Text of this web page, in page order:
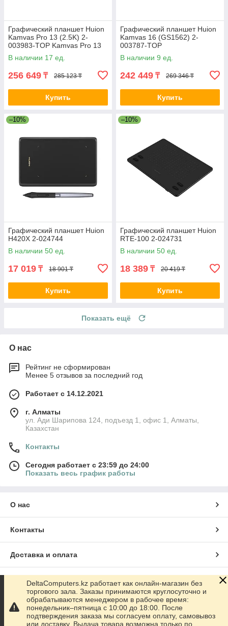
Графический планшет Huion
Kamvas Pro 13 (2.5K) 2-
003983-TOP Kamvas Pro 13
(2.5K) (GT1302)
В наличии 17 ед.
256 649 ₸ 285 123 ₸
Купить
Графический планшет Huion
Kamvas 16 (GS1562) 2-
003787-TOP
В наличии 9 ед.
242 449 ₸ 269 346 ₸
Купить
–10%
Графический планшет Huion
H420X 2-024744
В наличии 50 ед.
17 019 ₸ 18 901 ₸
Купить
–10%
Графический планшет Huion
RTE-100 2-024731
В наличии 50 ед.
18 389 ₸ 20 419 ₸
Купить
Показать ещё
О нас
Рейтинг не сформирован
Менее 5 отзывов за последний год
Работает с 14.12.2021
г. Алматы
ул. Ади Шарипова 124, подъезд 1, офис 1, Алматы,
Казахстан
Контакты
Сегодня работает с 23:59 до 24:00
Показать весь график работы
О нас
Контакты
Доставка и оплата
График работы
Полная версия сайта
DeltaComputers.kz работает как онлайн-магазин без
торгового зала. Заказы принимаются круглосуточно и
обрабатываются менеджером в рабочее время:
понедельник–пятница с 10:00 до 18:00. После
подтверждения заказа мы согласуем оплату, самовывоз
или доставку. Выдача товара возможна только по